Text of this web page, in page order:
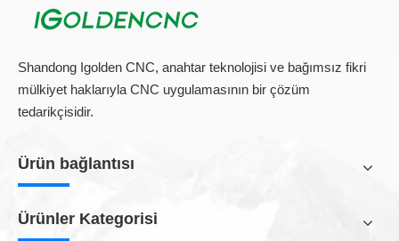
Shandong Igolden CNC, anahtar teknolojisi ve bağımsız fikri
mülkiyet haklarıyla CNC uygulamasının bir çözüm
tedarikçisidir.
Ürün bağlantısı
Ürünler Kategorisi